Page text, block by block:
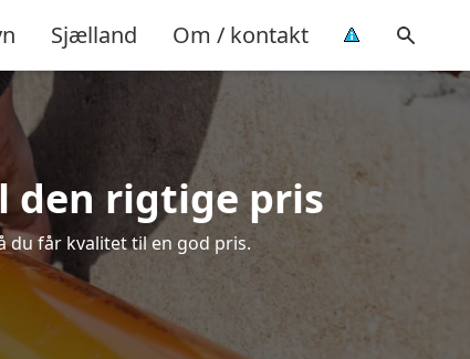
Sjælland Om / kontakt
den rigtige pris
du får kvalitet til en god pris.